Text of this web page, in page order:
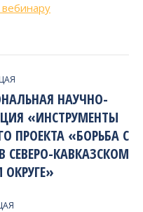
НАУЧНО-
«ИНСТРУМЕНТЫ
ПРОЕКТА «БОРЬБА С
СЕВЕРО-КАВКАЗСКОМ